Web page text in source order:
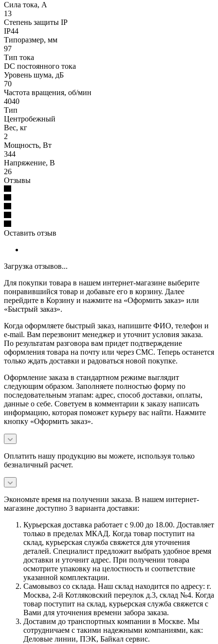
Сила тока, А
13
Степень защиты IP
IP44
Типоразмер, мм
97
Тип тока
DC постоянного тока
Уровень шума, дБ
70
Частота вращения, об/мин
4040
Тип
Центробежный
Вес, кг
2
Мощность, Вт
344
Напряжение, В
26
Отзывы
Оставить отзыв
Загрузка отзывов...
Для покупки товара в нашем интернет-магазине выберите
понравившийся товар и добавьте его в корзину. Далее
перейдите в Корзину и нажмите на «Оформить заказ» или
«Быстрый заказ».
Когда оформляете быстрый заказ, напишите ФИО, телефон и
e-mail. Вам перезвонит менеджер и уточнит условия заказа.
По результатам разговора вам придет подтверждение
оформления товара на почту или через СМС. Теперь останется
только ждать доставки и радоваться новой покупке.
Оформление заказа в стандартном режиме выглядит
следующим образом. Заполняете полностью форму по
последовательным этапам: адрес, способ доставки, оплаты,
данные о себе. Советуем в комментарии к заказу написать
информацию, которая поможет курьеру вас найти. Нажмите
кнопку «Оформить заказ».
Оплатить нашу продукцию вы можете, используя только
безналичный расчет.
Экономьте время на получении заказа. В нашем интернет-
магазине доступно 3 варианта доставки:
Курьерская доставка работает с 9.00 до 18.00. Доставляет
только в пределах МКАД. Когда товар поступит на
склад, курьерская служба свяжется для уточнения
деталей. Специалист предложит выбрать удобное время
доставки и уточнит адрес. При получении товара
осмотрите упаковку на целостность и соответствие
указанной комплектации.
Самовывоз со склада. Наш склад находится по адресу: г.
Москва, 2-й Котляковский переулок д.3, склад №4. Когда
товар поступит на склад, курьерская служба свяжется с
Вами для уточнения времени забора заказа.
Доставим до транспортных компании в Москве. Мы
сотрудничаем с такими надежными компаниями, как:
Деловые линии, ПЭК, Байкал сервис.